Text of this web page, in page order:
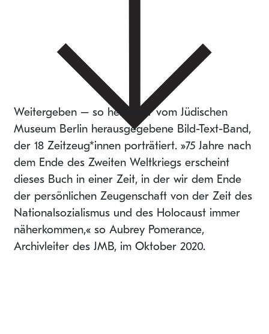
Weitergeben – so heißt der vom Jüdischen
Museum Berlin herausgegebene Bild-Text-Band,
der 18 Zeitzeug*innen porträtiert. »75 Jahre nach
dem Ende des Zweiten Weltkriegs erscheint
dieses Buch in einer Zeit, in der wir dem Ende
der persönlichen Zeugenschaft von der Zeit des
Nationalsozialismus und des Holocaust immer
näherkommen,« so Aubrey Pomerance,
Archivleiter des JMB, im Oktober 2020.